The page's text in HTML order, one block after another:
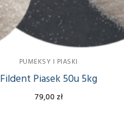
PUMEKSY I PIASKI
Fildent Piasek 50u 5kg
79,00 zł